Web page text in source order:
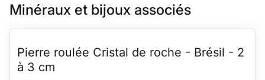
Minéraux et bijoux associés
Pierre roulée Cristal de roche - Brésil - 2
à 3 cm